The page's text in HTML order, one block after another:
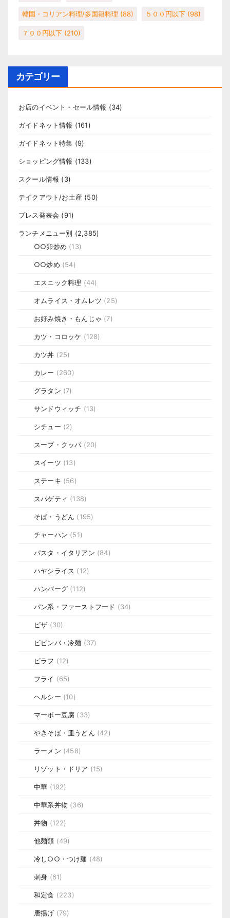
韓国・コリアン料理/多国籍料理 (88) ５００円以下 (98)
７００円以下 (210)
カテゴリー
お店のイベント・セール情報 (34)
ガイドネット情報 (161)
ガイドネット特集 (9)
ショッピング情報 (133)
スクール情報 (3)
テイクアウト/お土産 (50)
プレス発表会 (91)
ランチメニュー別 (2,385)
○○卵炒め (13)
○○炒め (54)
エスニック料理 (44)
オムライス・オムレツ (25)
お好み焼き・もんじゃ (7)
カツ・コロッケ (128)
カツ丼 (25)
カレー (260)
グラタン (7)
サンドウィッチ (13)
シチュー (2)
スープ・クッパ (20)
スイーツ (13)
ステーキ (56)
スパゲティ (138)
そば・うどん (195)
チャーハン (51)
パスタ・イタリアン (84)
ハヤシライス (12)
ハンバーグ (112)
パン系・ファーストフード (34)
ピザ (30)
ビビンバ・冷麺 (37)
ピラフ (12)
フライ (65)
ヘルシー (10)
マーボー豆腐 (33)
やきそば・皿うどん (42)
ラーメン (458)
リゾット・ドリア (15)
中華 (192)
中華系丼物 (36)
丼物 (122)
他麺類 (49)
冷し○○・つけ麺 (48)
刺身 (61)
和定食 (223)
唐揚げ (79)